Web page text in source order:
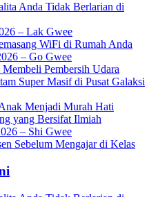
Anda Tidak Berlarian di
– Lak Gwee
WiFi di Rumah Anda
– Go Gwee
Pembersih Udara
Super Masif di Pusat Galaksi
Menjadi Murah Hati
yang Bersifat Ilmiah
– Shi Gwee
Sebelum Mengajar di Kelas